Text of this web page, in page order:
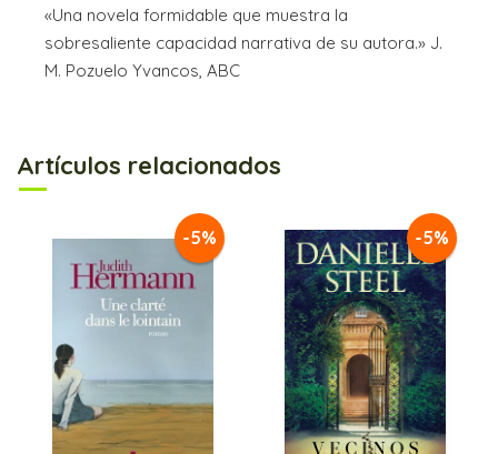
«Una novela formidable que muestra la
sobresaliente capacidad narrativa de su autora.» J.
M. Pozuelo Yvancos, ABC
Artículos relacionados
-5% -5%